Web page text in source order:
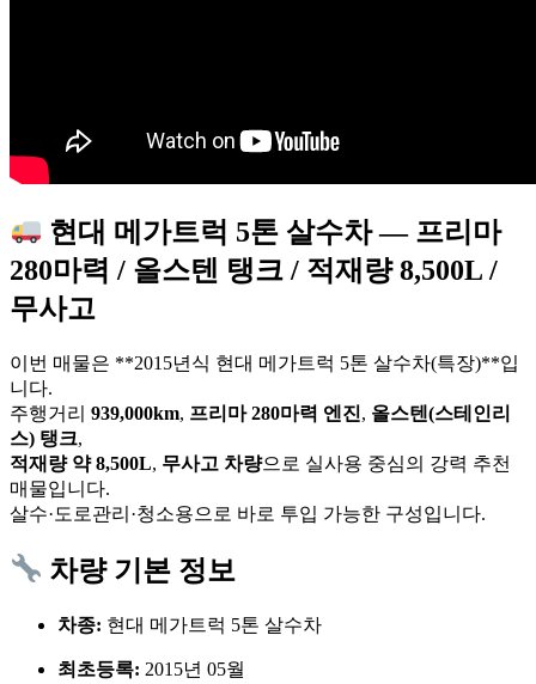
현대 메가트럭 5톤 살수차 — 프리마
280마력 / 올스텐 탱크 / 적재량 8,500L /
무사고
이번 매물은 **2015년식 현대 메가트럭 5톤 살수차(특장)**입
니다.
주행거리 939,000km, 프리마 280마력 엔진, 올스텐(스테인리
스) 탱크,
적재량 약 8,500L, 무사고 차량으로 실사용 중심의 강력 추천
매물입니다.
살수·도로관리·청소용으로 바로 투입 가능한 구성입니다.
차량 기본 정보
차종: 현대 메가트럭 5톤 살수차
최초등록: 2015년 05월